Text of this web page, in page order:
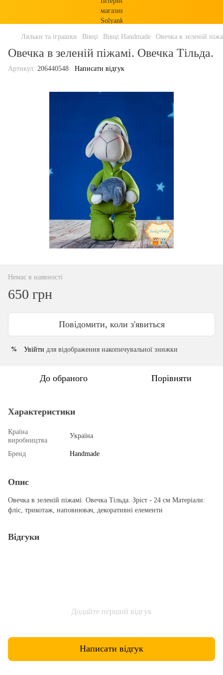
Ляльки та іграшки Вівці Вівці Handmade Овечка в зеленій
Овечка в зеленій піжамі. Овечка Тільда.
Артикул: 206440548 Написати відгук
Немає в наявності
650 грн
Повідомити, коли з'явиться
% Увійти для відображення накопичувальної знижки
До обраного Порівняти
Характеристики
Країна
виробництва
Україна
Бренд Handmade
Опис
Овечка в зеленій піжамі. Овечка Тільда. Зріст - 24 см Матеріали:
фліс, трикотаж, наповнювач, декоративні елементи
Відгуки
Додайте перший відгук
Написати відгук